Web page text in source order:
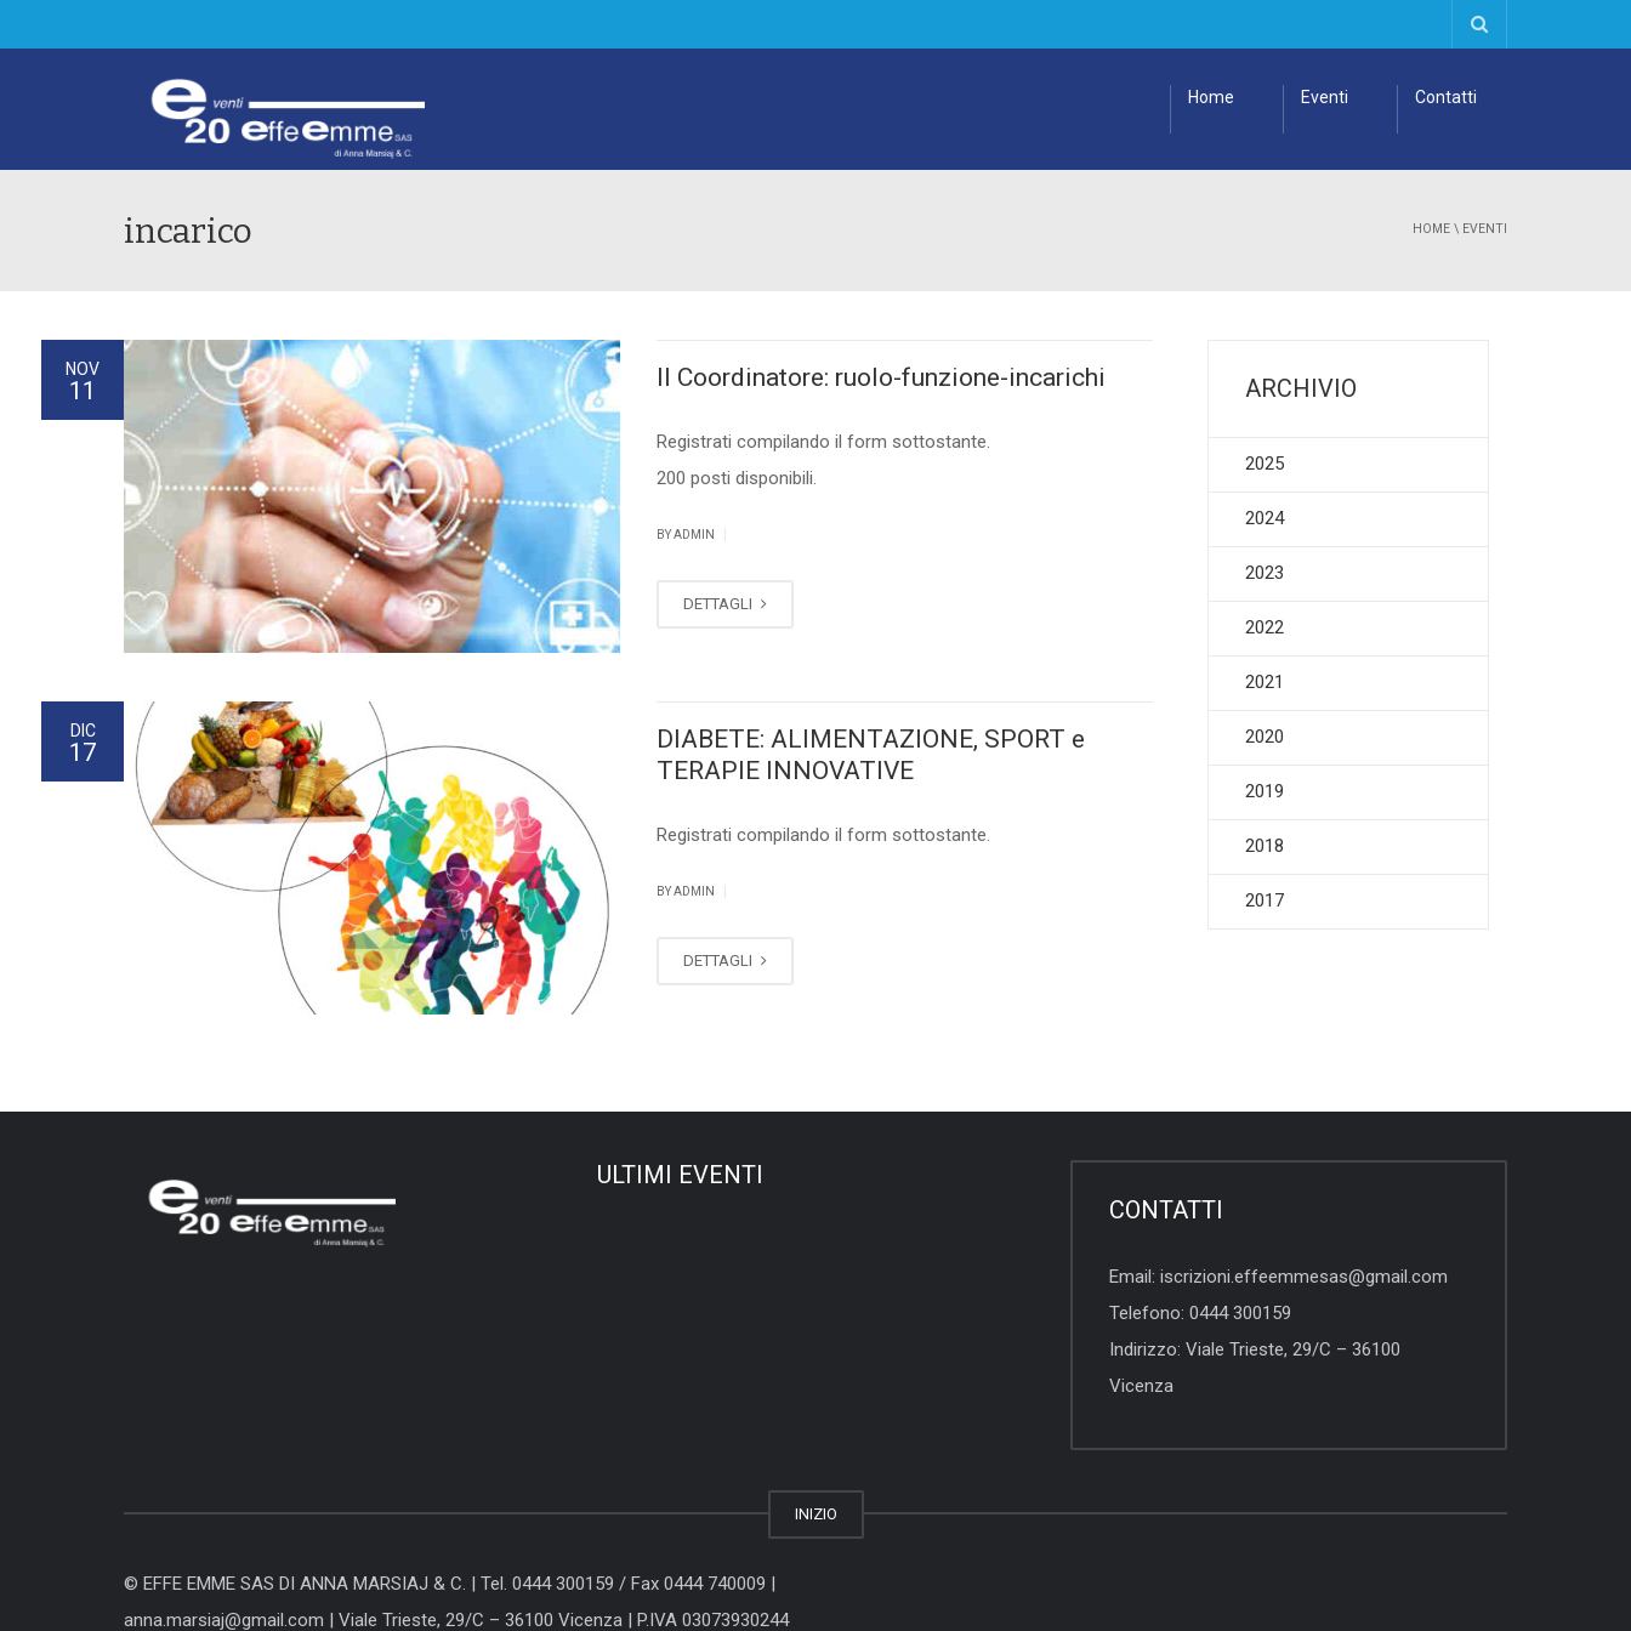
Home Eventi Contatti
incarico HOME \ EVENTI
NOV
11 Il Coordinatore: ruolo-funzione-incarichi
Registrati compilando il form sottostante.
200 posti disponibili.
BY ADMIN
DETTAGLI
DIC
17
DIABETE: ALIMENTAZIONE, SPORT e
TERAPIE INNOVATIVE
Registrati compilando il form sottostante.
BY ADMIN
DETTAGLI
ARCHIVIO
2025
2024
2023
2022
2021
2020
2019
2018
2017
ULTIMI EVENTI
CONTATTI
Email: iscrizioni.effeemmesas@gmail.com
Telefono: 0444 300159
Indirizzo: Viale Trieste, 29/C – 36100
Vicenza
INIZIO
© EFFE EMME SAS DI ANNA MARSIAJ & C. | Tel. 0444 300159 / Fax 0444 740009 |
anna.marsiaj@gmail.com | Viale Trieste, 29/C – 36100 Vicenza | P.IVA 03073930244